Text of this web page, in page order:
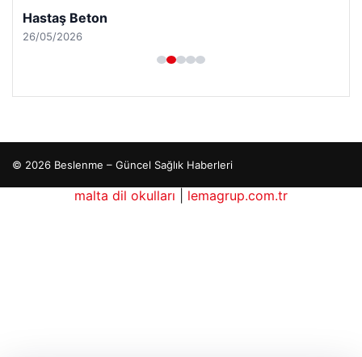
Hastaş Beton
26/05/2026
© 2026 Beslenme – Güncel Sağlık Haberleri
malta dil okulları
lemagrup.com.tr